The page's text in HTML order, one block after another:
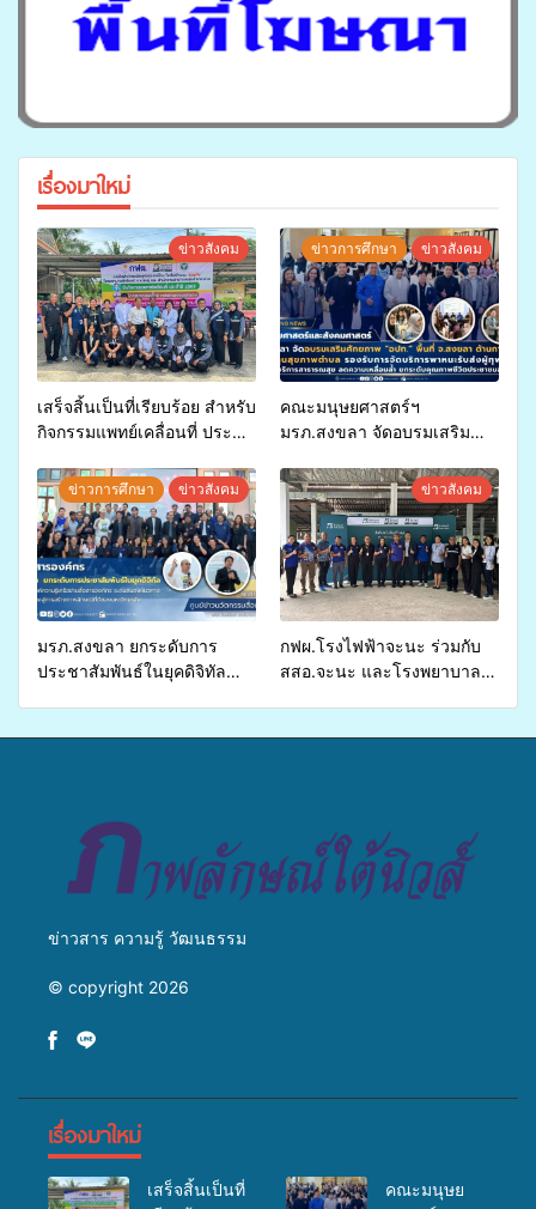
เรื่องมาใหม่
ข่าวสังคม
เสร็จสิ้นเป็นที่เรียบร้อย สำหรับ
กิจกรรมแพทย์เคลื่อนที่ ประจำ
สุขภาพแก่ประชาชนในพื้นที่
อำเภอจะนะ
ข่าวการศึกษา ข่าวสังคม
คณะมนุษยศาสตร์ฯ
มรภ.สงขลา จัดอบรมเสริม
จ่ายงบกองทุนสุขภาพตำบล
รองรับการจัดบริการพาหนะรับ
ส่งผู้ทุพพลภาพเพื่อเข้ารับ
บริการสาธารณสุข ลดความ
เหลื่อมล้ำ ยกระดับคุณภาพ
ชีวิตประชาชนอย่างยั่งยืน
ข่าวการศึกษา ข่าวสังคม
มรภ.สงขลา ยกระดับการ
ประชาสัมพันธ์ในยุคดิจิทัล
ข่าวสังคม
กฟผ.โรงไฟฟ้าจะนะ ร่วมกับ
สสอ.จะนะ และโรงพยาบาล
ข่าวสาร ความรู้ วัฒนธรรม
© copyright 2026
เรื่องมาใหม่
เสร็จสิ้นเป็นที่
คณะมนุษย